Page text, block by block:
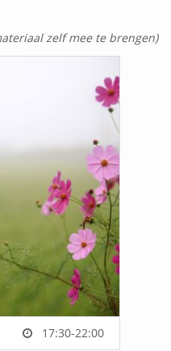
zelf mee te brengen)
17:30-22:00